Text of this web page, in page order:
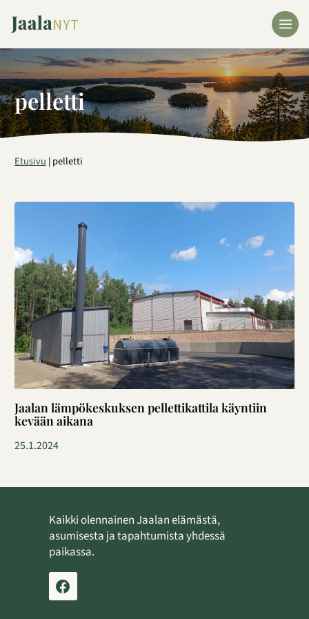
sisältöön
pelletti
Etusivu|pelletti
Jaalan lämpökeskuksen pellettikattila käyntiin
kevään aikana
25.1.2024
Kaikki olennainen Jaalan elämästä,
asumisesta ja tapahtumista yhdessä
paikassa.